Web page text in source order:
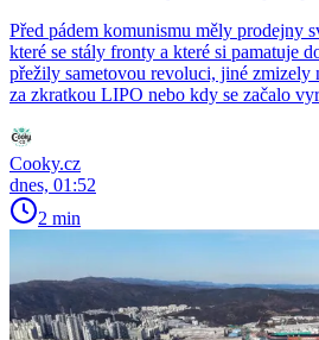
Před pádem komunismu měly prodejny
které se stály fronty a které si pamatuje
přežily sametovou revoluci, jiné zmizely
za zkratkou LIPO nebo kdy se začalo
Cooky.cz
dnes, 01:52
2 min